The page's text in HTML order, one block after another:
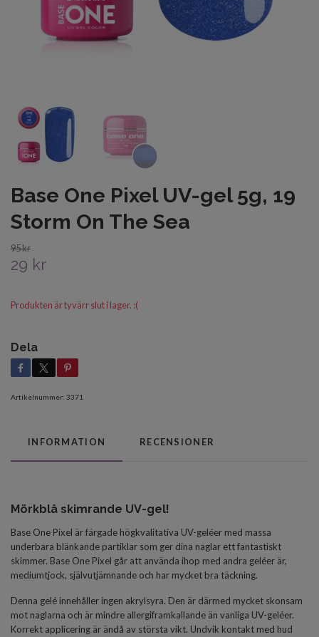
Base One Pixel UV-gel 5g, 19
Storm On The Sea
95 kr
29 kr
Produkten är tyvärr slut i lager. :(
Dela
Artikelnummer: 3371
INFORMATION RECENSIONER
Mörkblå skimrande UV-gel!
Base One Pixel är färgade högkvalitativa UV-geléer med massa
underbara blänkande partiklar som ger dina naglar ett fantastiskt
skimmer. Base One Pixel går att använda ihop med andra geléer är,
mediumtjock, självutjämnande och har mycket bra täckning.
Denna gelé innehåller ingen akrylsyra. Den är därmed mycket skonsam
mot naglarna och är mindre allergiframkallande än vanliga UV-geléer.
Korrekt applicering är ändå av största vikt. Undvik kontakt med hud